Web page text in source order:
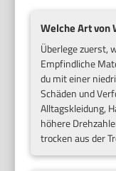
Welche Art von
Überlege zuerst,
Empfindliche
du mit einer
Schäden und
Alltagskleidung,
höhere
trocken aus der